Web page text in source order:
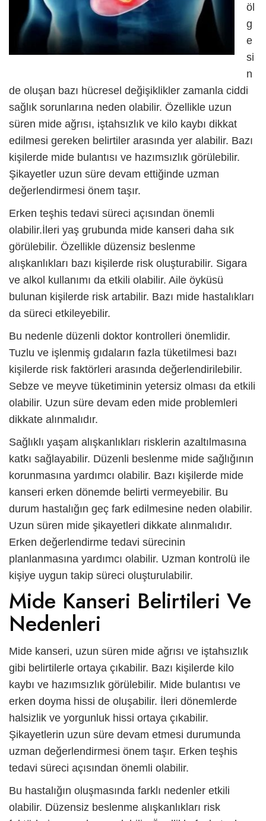
öl
g
e
si
n
de oluşan bazı hücresel değişiklikler zamanla ciddi
sağlık sorunlarına neden olabilir. Özellikle uzun
süren mide ağrısı, iştahsızlık ve kilo kaybı dikkat
edilmesi gereken belirtiler arasında yer alabilir. Bazı
kişilerde mide bulantısı ve hazımsızlık görülebilir.
Şikayetler uzun süre devam ettiğinde uzman
değerlendirmesi önem taşır.
Erken teşhis tedavi süreci açısından önemli
olabilir.İleri yaş grubunda mide kanseri daha sık
görülebilir. Özellikle düzensiz beslenme
alışkanlıkları bazı kişilerde risk oluşturabilir. Sigara
ve alkol kullanımı da etkili olabilir. Aile öyküsü
bulunan kişilerde risk artabilir. Bazı mide hastalıkları
da süreci etkileyebilir.
Bu nedenle düzenli doktor kontrolleri önemlidir.
Tuzlu ve işlenmiş gıdaların fazla tüketilmesi bazı
kişilerde risk faktörleri arasında değerlendirilebilir.
Sebze ve meyve tüketiminin yetersiz olması da etkili
olabilir. Uzun süre devam eden mide problemleri
dikkate alınmalıdır.
Sağlıklı yaşam alışkanlıkları risklerin azaltılmasına
katkı sağlayabilir. Düzenli beslenme mide sağlığının
korunmasına yardımcı olabilir. Bazı kişilerde mide
kanseri erken dönemde belirti vermeyebilir. Bu
durum hastalığın geç fark edilmesine neden olabilir.
Uzun süren mide şikayetleri dikkate alınmalıdır.
Erken değerlendirme tedavi sürecinin
planlanmasına yardımcı olabilir. Uzman kontrolü ile
kişiye uygun takip süreci oluşturulabilir.
Mide Kanseri Belirtileri Ve
Nedenleri
Mide kanseri, uzun süren mide ağrısı ve iştahsızlık
gibi belirtilerle ortaya çıkabilir. Bazı kişilerde kilo
kaybı ve hazımsızlık görülebilir. Mide bulantısı ve
erken doyma hissi de oluşabilir. İleri dönemlerde
halsizlik ve yorgunluk hissi ortaya çıkabilir.
Şikayetlerin uzun süre devam etmesi durumunda
uzman değerlendirmesi önem taşır. Erken teşhis
tedavi süreci açısından önemli olabilir.
Bu hastalığın oluşmasında farklı nedenler etkili
olabilir. Düzensiz beslenme alışkanlıkları risk